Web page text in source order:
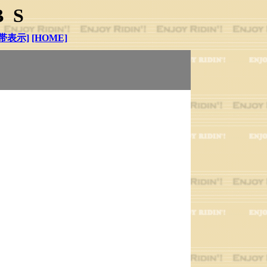
表示] [HOME]